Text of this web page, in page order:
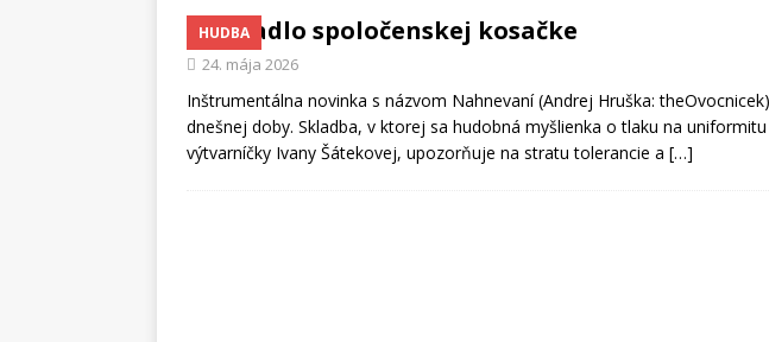
[ 3. augusta 2026 ] Fantastický svet plný tajomstiev
HUDBA
Zrkadlo spoločenskej kosačke
24. mája 2026
Inštrumentálna novinka s názvom Nahnevaní (Andrej Hruška:
dnešnej doby. Skladba, v ktorej sa hudobná myšlienka o tlaku na
výtvarníčky Ivany Šátekovej, upozorňuje na stratu tolerancie a […]